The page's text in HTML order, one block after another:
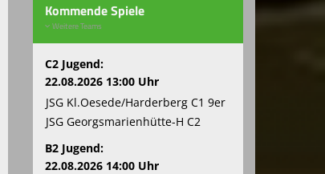
Kommende Spiele
Weitere Teams
C2 Jugend:
22.08.2026 13:00 Uhr
JSG Kl.Oesede/Harderberg C1 9er
JSG Georgsmarienhütte-H C2
B2 Jugend:
22.08.2026 14:00 Uhr